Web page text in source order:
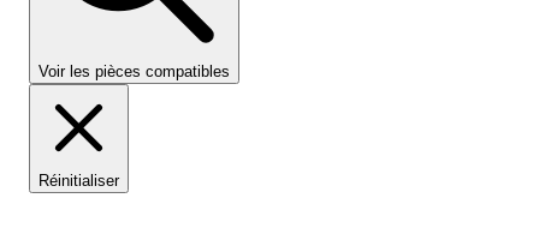
Voir les pièces compatibles
Réinitialiser